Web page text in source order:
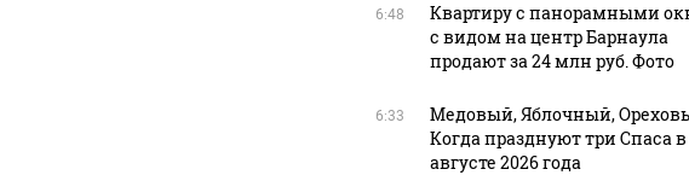
6:48
Квартиру с панорамными
с видом на центр Барнаула
продают за 24 млн руб. Фото
6:33
Медовый, Яблочный,
Когда празднуют три Спаса в
августе 2026 года